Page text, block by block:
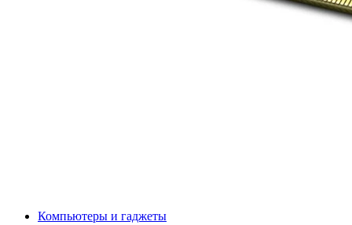
Компьютеры и гаджеты